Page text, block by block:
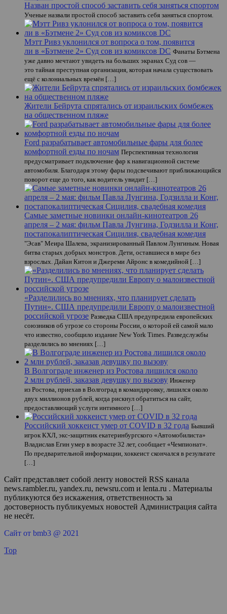
Назван простой способ заставить себя заняться спортом
Ученые назвали простой способ заставить себя заняться спортом.
Мэтт Ривз уклонился от вопроса о том, появится
ли в «Бэтмене 2» Суд сов из комиксов DC Фанаты Бэтмена
уже давно мечтают увидеть на больших экранах Суд сов —
это тайная преступная организация, которая начала существовать
ещё с колониальных времён […]
Жители Бейрута спрятались от израильских бомбежек
на общественном пляже
Ford разрабатывает автомобильные фары для более
комфортной езды по ночам Перспективная технология
предусматривает подключение фар к навигационной системе
автомобиля. Благодаря этому фары подсвечивают приближающийся
поворот еще до того, как водитель увидит […]
Самые заметные новинки онлайн-кинотеатров 26
апреля – 2 мая: фильм Павла Лунгина, Годзилла и Конг,
постапокалиптическая Сицилия, свадебная комедия
"Эсав" Меира Шалева, экранизированный Павлом Лунгиным. Новая
битва старых добрых монстров. Дети, оставшиеся в мире без
взрослых. Дайан Китон и Джереми Айронс в комедийной […]
«Разделились во мнениях, что планирует сделать
Путин». США предупредили Европу о малоизвестной
российской угрозе Разведка США предупредила европейских
союзников об угрозе со стороны России, о которой ей самой мало
что известно, сообщило издание New York Times. Разведслужбы
разделились во мнениях […]
В Волгограде инженер из Ростова лишился около
2 млн рублей, заказав девушку по вызову Инженер
из Ростова, приехав в Волгоград в командировку, лишился около
двух миллионов рублей, когда рискнул обратиться на сайт,
предоставляющий услуги интимного […]
Российский хоккеист умер от COVID в 32 года Бывший
игрок КХЛ, экс-защитник екатеринбургского «Автомобилиста»
Владислав Егин умер в возрасте 32 лет, сообщает «Чемпионат».
По предварительной информации, хоккеист скончался в результате
[…]
Сайт представляет собой ленту новостей RSS канала
news.rambler.ru, yandex.ru, newsru.com и lenta.ru . Материалы
публикуются без искажения, ответственность за
достоверность публикуемых новостей Администрация сайта
не несёт.
Сайт от bmb3 @ 2021
Top